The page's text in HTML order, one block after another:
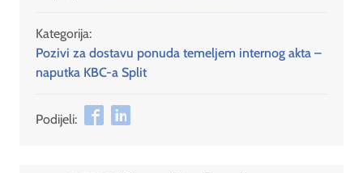
Kategorija:
Pozivi za dostavu ponuda temeljem internog akta –
naputka KBC-a Split
Podijeli: